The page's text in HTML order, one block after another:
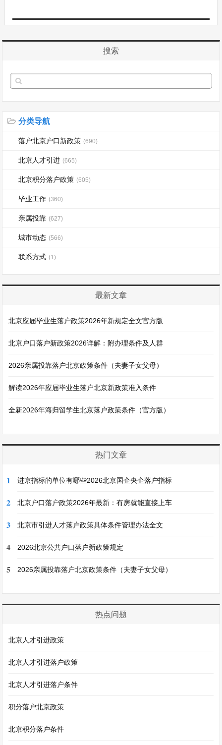
搜索
分类导航
落户北京户口新政策 (690)
北京人才引进 (665)
北京积分落户政策 (605)
毕业工作 (360)
亲属投靠 (627)
城市动态 (566)
联系方式 (1)
最新文章
北京应届毕业生落户政策2026年新规定全文官方版
北京户口落户新政策2026详解：附办理条件及人群
2026亲属投靠落户北京政策条件（夫妻子女父母）
解读2026年应届毕业生落户北京新政策准入条件
全新2026年海归留学生北京落户政策条件（官方版）
热门文章
1 进京指标的单位有哪些2026北京国企央企落户指标
2 北京户口落户政策2026年最新：有房就能直接上车
3 北京市引进人才落户政策具体条件管理办法全文
4 2026北京公共户口落户新政策规定
5 2026亲属投靠落户北京政策条件（夫妻子女父母）
热点问题
北京人才引进政策
北京人才引进落户政策
北京人才引进落户条件
积分落户北京政策
北京积分落户条件